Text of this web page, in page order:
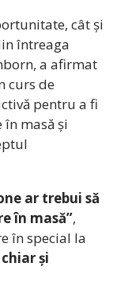
cât și
întreaga
a afirmat
curs de
pentru a fi
masă și
ar trebui să
în masă”,
în special la
și